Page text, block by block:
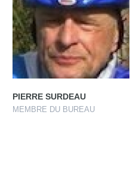
PIERRE SURDEAU
MEMBRE DU BUREAU